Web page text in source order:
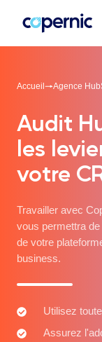
Accueil Agence
Audit
les
votre
Travailler avec
vous permettra
de votre
business.
Utilisez
Utilisez
toutes Assurez
Assurez